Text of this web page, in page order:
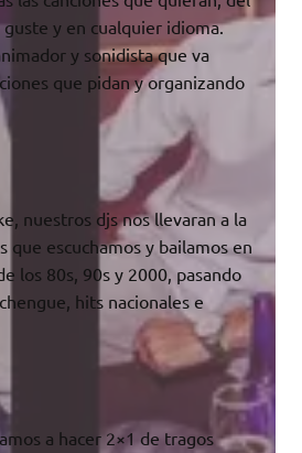
y en cualquier idioma.
y sonidista que va
que pidan y organizando
nuestros djs nos llevaran a la
que escuchamos y bailamos en
los 80s, 90s y 2000, pasando
hits nacionales e
a hacer 2×1 de tragos